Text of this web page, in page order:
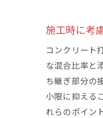
施工時に考
コンクリート
な混合比率と
ち継ぎ部分の
小限に抑える
れらのポイン